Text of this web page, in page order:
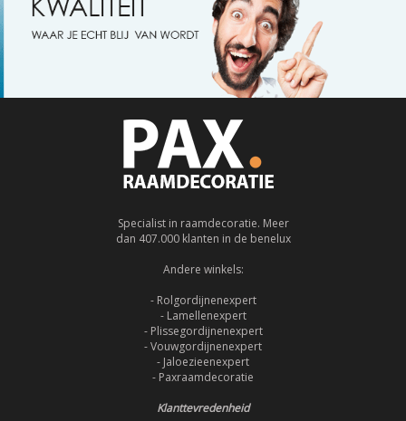
Specialist in raamdecoratie. Meer
dan 407.000 klanten in de benelux
Andere winkels:
- Rolgordijnenexpert
- Lamellenexpert
- Plissegordijnenexpert
- Vouwgordijnenexpert
- Jaloezieenexpert
- Paxraamdecoratie
Klanttevredenheid